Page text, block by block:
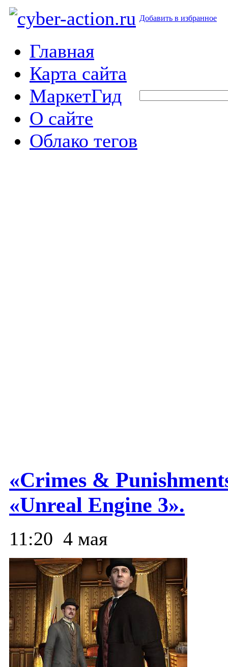
Добавить в избранное
Главная
Карта сайта
МаркетГид
О сайте
Облако тегов
«Crimes &
«Unreal Engine 3».
11:20 4 мая